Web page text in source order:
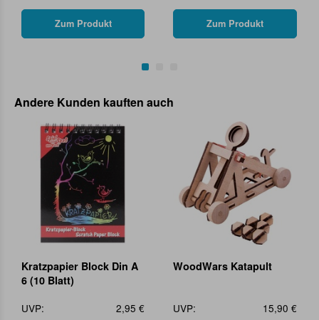
Zum Produkt Zum Produkt
Andere Kunden kauften auch
Kratzpapier Block Din A
6 (10 Blatt)
UVP:
2,95 €
WoodWars Katapult
UVP: 15,90 €